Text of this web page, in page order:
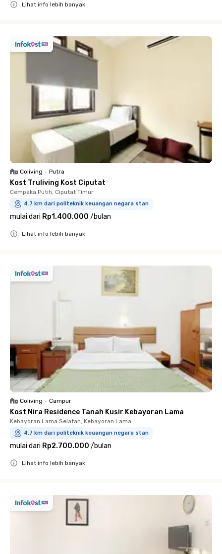
Lihat info lebih banyak
Coliving • Putra
Kost Truliving Kost Ciputat
Cempaka Putih, Ciputat Timur
4.7 km dari politeknik keuangan negara stan
mulai dari Rp1.400.000 /bulan
Lihat info lebih banyak
Coliving • Campur
Kost Nira Residence Tanah Kusir Kebayoran Lama
Kebayoran Lama Selatan, Kebayoran Lama
4.7 km dari politeknik keuangan negara stan
mulai dari Rp2.700.000 /bulan
Lihat info lebih banyak